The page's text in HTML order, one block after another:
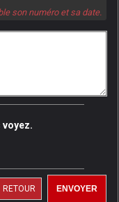
son numéro et sa date.
voyez.
RETOUR